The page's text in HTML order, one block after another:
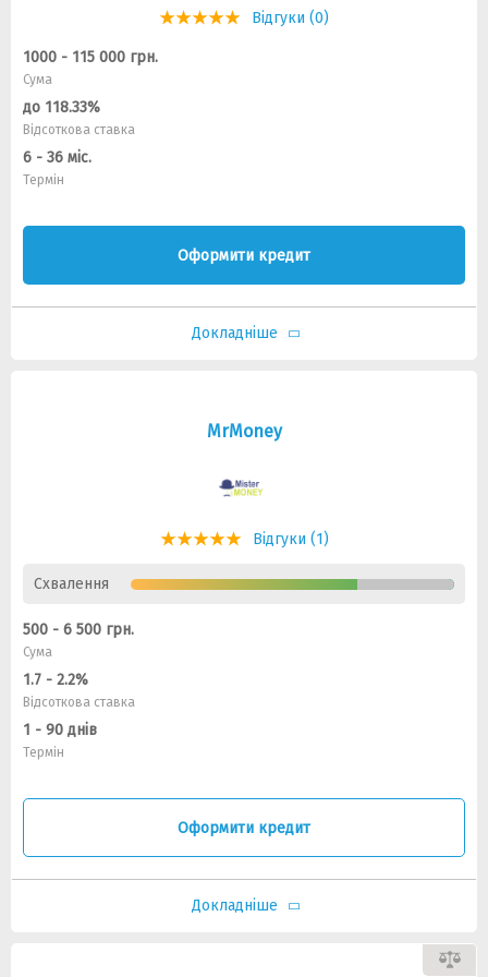
Відгуки (0)
1000 - 115 000 грн.
Сума
до 118.33%
Відсоткова ставка
6 - 36 міс.
Термін
Оформити кредит
Докладніше
MrMoney
Відгуки (1)
Схвалення
500 - 6 500 грн.
Сума
1.7 - 2.2%
Відсоткова ставка
1 - 90 днів
Термін
Оформити кредит
Докладніше